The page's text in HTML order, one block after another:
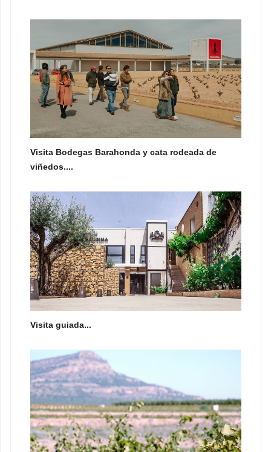
Visita Bodegas Barahonda y cata rodeada de
viñedos....
Visita guiada...